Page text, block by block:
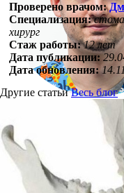
Проверено врачом:
Специализация:
хирург
Стаж работы: 12 лет
Дата публикации:
Дата обновления:
Другие статьи Весь блог